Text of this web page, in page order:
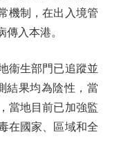
機制，在出入境管
入本港。
生部門已追蹤並
結果均為陰性，當
當地目前已加強監
在國家、區域和全